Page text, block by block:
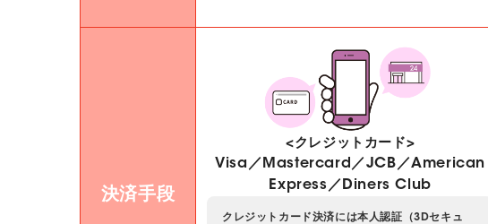
決済手段
<クレジットカード>
Visa／Mastercard／JCB／American
Express／Diners Club
クレジットカード決済には本人認証（3Dセキュ